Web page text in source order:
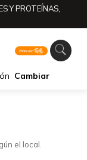
Y PROTEÍNAS,
Cambiar
el local.